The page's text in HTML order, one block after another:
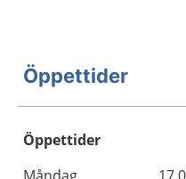
Öppettider
Öppettider
Dag